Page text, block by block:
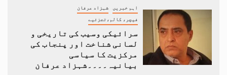
اہم خبریں شہزاد عرفان
فیچر، کالم،تجزئیے
سرائیکی وسیب کی تاریخی و
لسانی شناخت اور پنجاب کی
مرکزیت کا سیاسی
بیانیہ۔۔۔۔شہزاد عرفان